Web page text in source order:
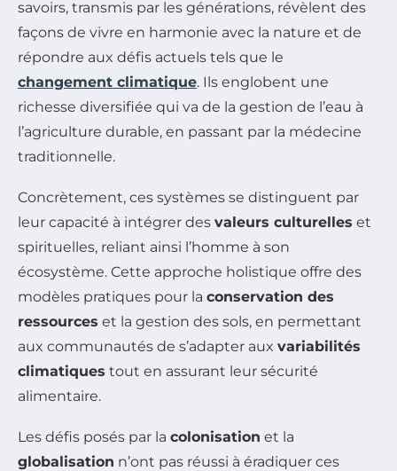
savoirs, transmis par les générations, révèlent des
façons de vivre en harmonie avec la nature et de
répondre aux défis actuels tels que le
changement climatique. Ils englobent une
richesse diversifiée qui va de la gestion de l’eau à
l’agriculture durable, en passant par la médecine
traditionnelle.
Concrètement, ces systèmes se distinguent par
leur capacité à intégrer des valeurs culturelles et
spirituelles, reliant ainsi l’homme à son
écosystème. Cette approche holistique offre des
modèles pratiques pour la conservation des
ressources et la gestion des sols, en permettant
aux communautés de s’adapter aux variabilités
climatiques tout en assurant leur sécurité
alimentaire.
Les défis posés par la colonisation et la
globalisation n’ont pas réussi à éradiquer ces